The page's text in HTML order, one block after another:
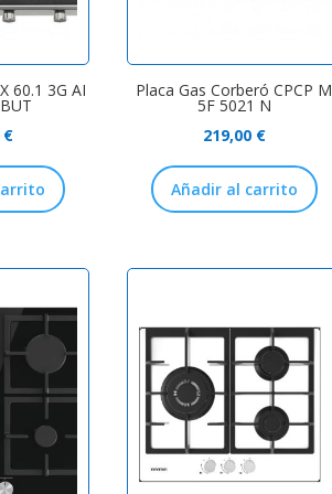
60.1 3G AI
€
Placa Gas Corberó CPCP M
5F 5021 N
219,00 €
Añadir al carrito